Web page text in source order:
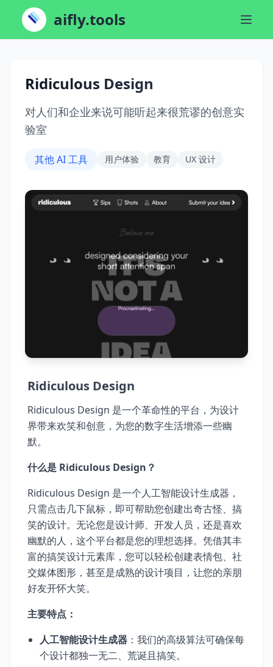
aifly.tools
Ridiculous Design
对人们和企业来说可能听起来很荒谬的创意实
验室
其他 AI 工具 用户体验 教育 UX 设计
Ridiculous Design
Ridiculous Design 是一个革命性的平台，为设计
界带来欢笑和创意，为您的数字生活增添一些幽
默。
什么是 Ridiculous Design？
Ridiculous Design 是一个人工智能设计生成器，
只需点击几下鼠标，即可帮助您创建出奇古怪、搞
笑的设计。无论您是设计师、开发人员，还是喜欢
幽默的人，这个平台都是您的理想选择。凭借其丰
富的搞笑设计元素库，您可以轻松创建表情包、社
交媒体图形，甚至是成熟的设计项目，让您的亲朋
好友开怀大笑。
主要特点：
人工智能设计生成器 ：我们的高级算法可确保每
个设计都独一无二、荒诞且搞笑。